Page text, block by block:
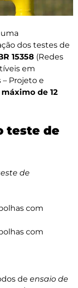
dos testes de
15358 (Redes
em
Projeto e
de 12
teste de
de
com
com
de ensaio de